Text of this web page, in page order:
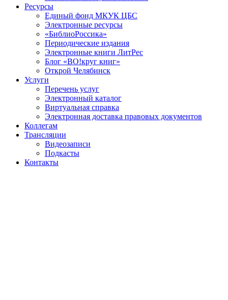
Ресурсы
Единый фонд МКУК ЦБС
Электронные ресурсы
«БиблиоРоссика»
Периодические издания
Электронные книги ЛитРес
Блог «ВО!круг книг»
Открой Челябинск
Услуги
Перечень услуг
Электронный каталог
Виртуальная справка
Электронная доставка правовых документов
Коллегам
Трансляции
Видеозаписи
Подкасты
Контакты